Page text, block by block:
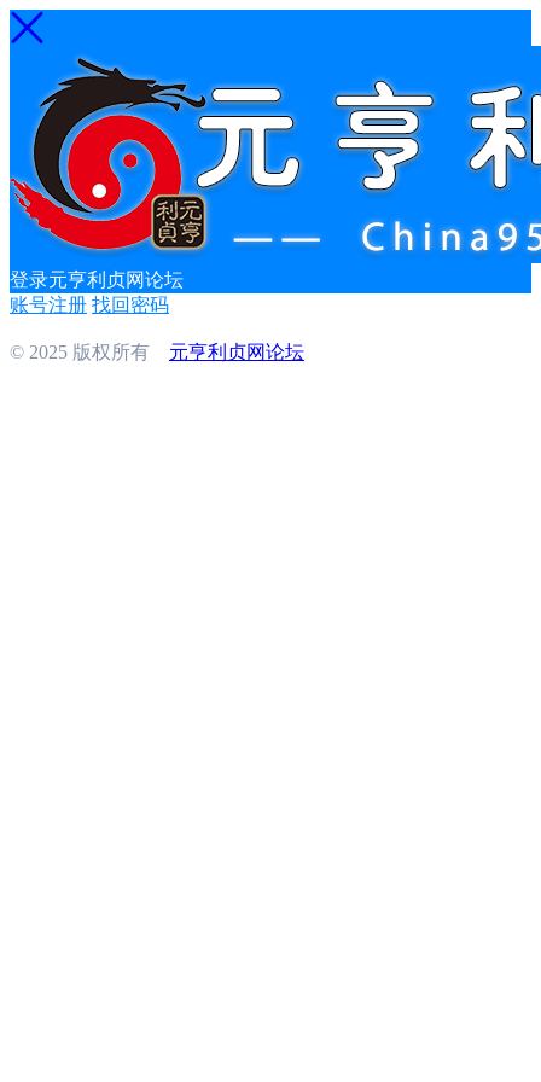
登录元亨利贞网论坛
账号注册 找回密码
© 2025 版权所有 元亨利贞网论坛